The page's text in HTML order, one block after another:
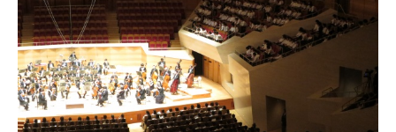
このサイトについて
個人情報保護方針
いじめ防止基本方針
採用情報 文化祭 Today’s SEIJO